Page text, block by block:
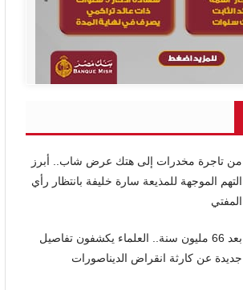
من تاجرة مخدرات إلى هتك عرض شاب.. أبرز
التهم الموجهة للمذيعة سارة خليفة بانتظار رأي
المفتي
بعد 66 مليون سنة.. العلماء يكشفون تفاصيل
جديدة عن كارثة انقراض الديناصورات